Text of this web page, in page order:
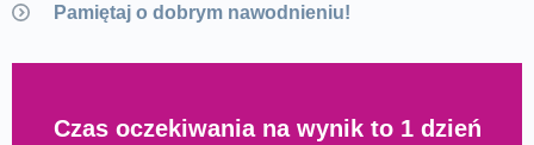
Pamiętaj o dobrym nawodnieniu!
Czas oczekiwania na wynik to 1 dzień